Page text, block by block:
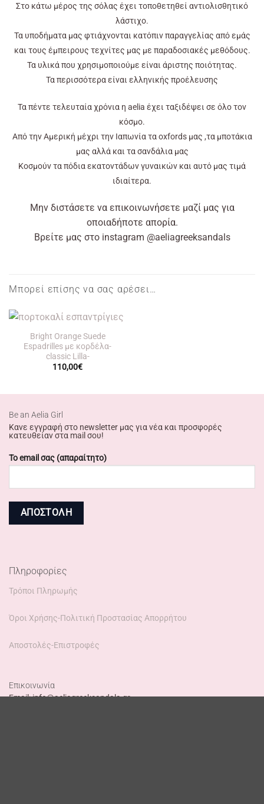
Στο κάτω μέρος της σόλας έχει τοποθετηθεί αντιολισθητικό
λάστιχο.
Τα υποδήματα μας φτιάχνονται κατόπιν παραγγελίας από εμάς
και τους έμπειρους τεχνίτες μας με παραδοσιακές μεθόδους.
Τα υλικά που χρησιμοποιούμε είναι άριστης ποιότητας.
Τα περισσότερα είναι ελληνικής προέλευσης
Τα πέντε τελευταία χρόνια η aelia έχει ταξιδέψει σε όλο τον
κόσμο.
Από την Αμερική μέχρι την Ιαπωνία τα oxfords μας ,τα μποτάκια
μας αλλά και τα σανδάλια μας
Kοσμούν τα πόδια εκατοντάδων γυναικών και αυτό μας τιμά
ιδιαίτερα.
Μην διστάσετε να επικοινωνήσετε μαζί μας για
οποιαδήποτε απορία.
Βρείτε μας στο instagram @aeliagreeksandals
Μπορεί επίσης να σας αρέσει…
Bright Orange Suede
Espadrilles με κορδέλα-
classic Lilla-
110,00€
Πληροφορίες
Τρόποι Πληρωμής
Όροι Χρήσης-Πολιτική Προστασίας Απορρήτου
Αποστολές-Επιστροφές
Επικοινωνία
Email: info@aeliagreeksandals.gr
Βe an Αelia Girl
Κανε εγγραφή στο newsletter μας για νέα και προσφορές
κατευθείαν στα mail σου!
Το email σας (απαραίτητο)